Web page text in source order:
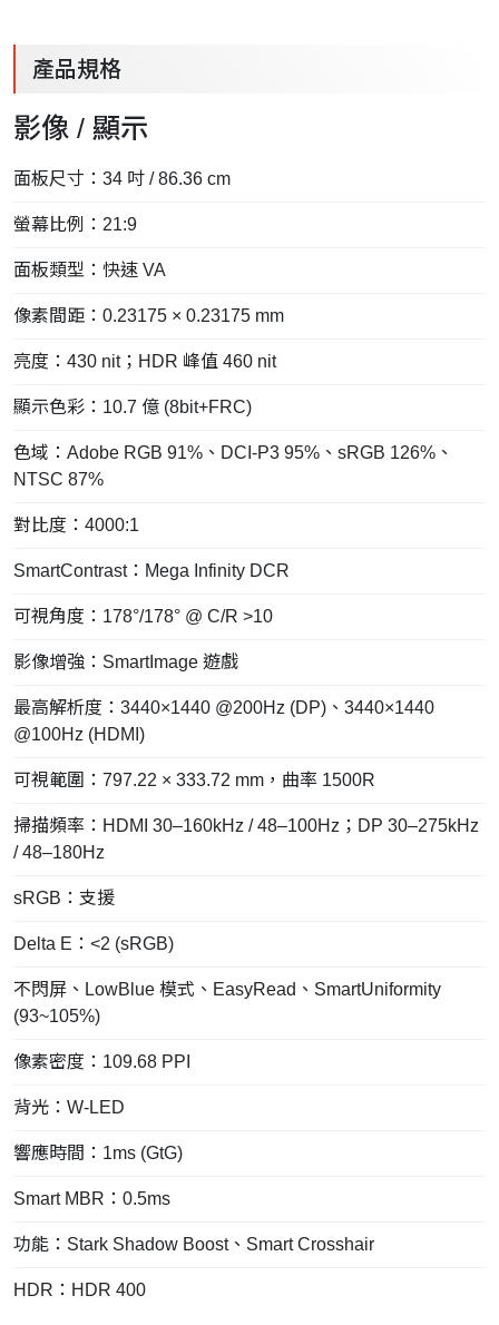
產品規格
影像 / 顯示
面板尺寸：34 吋 / 86.36 cm
螢幕比例：21:9
面板類型：快速 VA
像素間距：0.23175 × 0.23175 mm
亮度：430 nit；HDR 峰值 460 nit
顯示色彩：10.7 億 (8bit+FRC)
色域：Adobe RGB 91%、DCI-P3 95%、sRGB 126%、
NTSC 87%
對比度：4000:1
SmartContrast：Mega Infinity DCR
可視角度：178°/178° @ C/R >10
影像增強：SmartImage 遊戲
最高解析度：3440×1440 @200Hz (DP)、3440×1440
@100Hz (HDMI)
可視範圍：797.22 × 333.72 mm，曲率 1500R
掃描頻率：HDMI 30–160kHz / 48–100Hz；DP 30–275kHz
/ 48–180Hz
sRGB：支援
Delta E：<2 (sRGB)
不閃屏、LowBlue 模式、EasyRead、SmartUniformity
(93~105%)
像素密度：109.68 PPI
背光：W-LED
響應時間：1ms (GtG)
Smart MBR：0.5ms
功能：Stark Shadow Boost、Smart Crosshair
HDR：HDR 400